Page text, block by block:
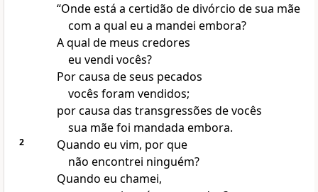
“Onde está a certidão de divórcio de sua mãe
com a qual eu a mandei embora?
A qual de meus credores
eu vendi vocês?
Por causa de seus pecados
vocês foram vendidos;
por causa das transgressões de vocês
sua mãe foi mandada embora.
2
Quando eu vim, por que
não encontrei ninguém?
Quando eu chamei,